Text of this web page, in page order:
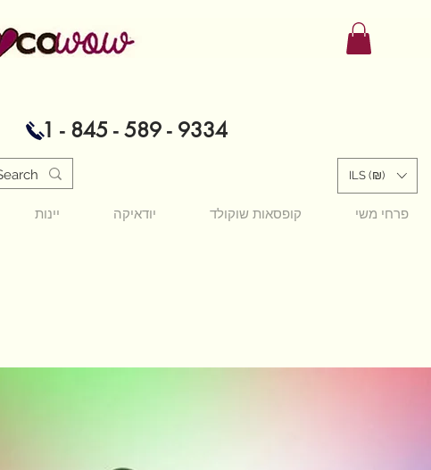
1 - 845 - 589 - 9334
ILS (₪)
יינות יודאיקה קופסאות שוקולד פרחי משי